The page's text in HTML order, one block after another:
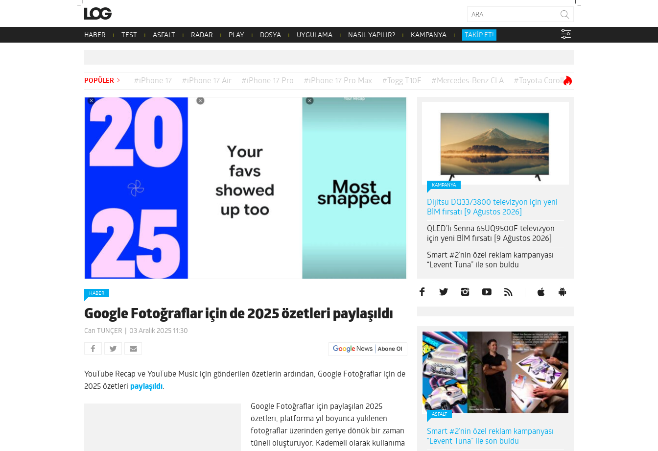
HABER TEST ASFALT RADAR PLAY DOSYA UYGULAMA NASIL YAPILIR? KAMPANYA TAKİP ET!
POPÜLER #iPhone 17 #iPhone 17 Air #iPhone 17 Pro #iPhone 17 Pro Max #Togg T10F #Mercedes-Benz CLA #Toyota Corolla
HABER
Google Fotoğraflar için de 2025 özetleri paylaşıldı
Can TUNÇER 03 Aralık 2025 11:30
YouTube Recap ve YouTube Music için gönderilen özetlerin ardından, Google Fotoğraflar için de
2025 özetleri paylaşıldı.
Google Fotoğraflar için paylaşılan 2025
özetleri, platforma yıl boyunca yüklenen
fotoğraflar üzerinden geriye dönük bir zaman
tüneli oluşturuyor. Kademeli olarak kullanıma
KAMPANYA
Dijitsu DQ33/3800 televizyon için yeni
BİM fırsatı [9 Ağustos 2026]
QLED’li Senna 65UQ9500F televizyon
için yeni BİM fırsatı [9 Ağustos 2026]
Smart #2’nin özel reklam kampanyası
“Levent Tuna” ile son buldu
ASFALT
Smart #2’nin özel reklam kampanyası
“Levent Tuna” ile son buldu